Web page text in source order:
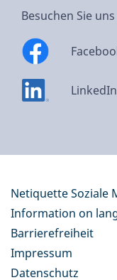
Besuchen Sie
LinkedIn
Netiquette Soziale
Information on
Barrierefreiheit
Impressum
Datenschutz